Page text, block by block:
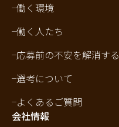
働く環境
働く人たち
応募前の不安を解消する
選考について
よくあるご質問
会社情報